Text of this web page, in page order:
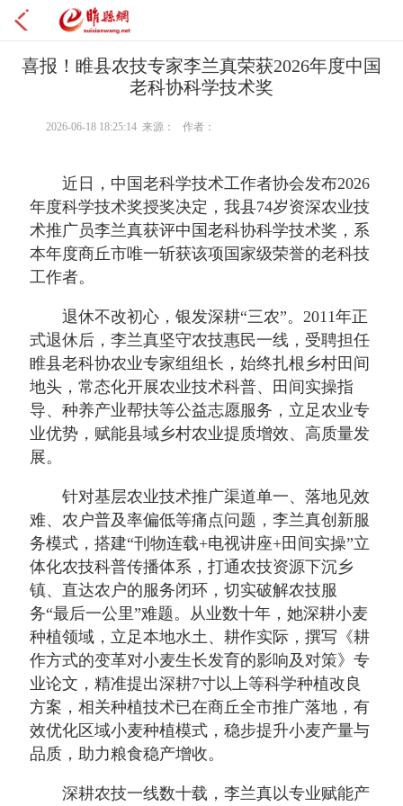
喜报！睢县农技专家李兰真荣获2026年度中国
老科协科学技术奖
2026-06-18 18:25:14 来源： 作者：
近日，中国老科学技术工作者协会发布2026
年度科学技术奖授奖决定，我县74岁资深农业技
术推广员李兰真获评中国老科协科学技术奖，系
本年度商丘市唯一斩获该项国家级荣誉的老科技
工作者。
退休不改初心，银发深耕“三农”。2011年正
式退休后，李兰真坚守农技惠民一线，受聘担任
睢县老科协农业专家组组长，始终扎根乡村田间
地头，常态化开展农业技术科普、田间实操指
导、种养产业帮扶等公益志愿服务，立足农业专
业优势，赋能县域乡村农业提质增效、高质量发
展。
针对基层农业技术推广渠道单一、落地见效
难、农户普及率偏低等痛点问题，李兰真创新服
务模式，搭建“刊物连载+电视讲座+田间实操”立
体化农技科普传播体系，打通农技资源下沉乡
镇、直达农户的服务闭环，切实破解农技服
务“最后一公里”难题。从业数十年，她深耕小麦
种植领域，立足本地水土、耕作实际，撰写《耕
作方式的变革对小麦生长发育的影响及对策》专
业论文，精准提出深耕7寸以上等科学种植改良
方案，相关种植技术已在商丘全市推广落地，有
效优化区域小麦种植模式，稳步提升小麦产量与
品质，助力粮食稳产增收。
深耕农技一线数十载，李兰真以专业赋能产